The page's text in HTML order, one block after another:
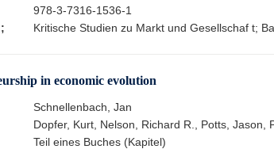
978-3-7316-1536-1
Kritische Studien zu Markt und Gesellschaf t;
in economic evolution
Schnellenbach, Jan
Dopfer, Kurt, Nelson, Richard R., Potts, Jason,
Teil eines Buches (Kapitel)